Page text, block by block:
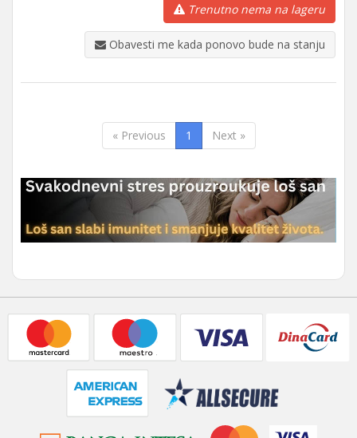
Trenutno nema na lageru
Obavesti me kada ponovo bude na stanju
« Previous 1 Next »